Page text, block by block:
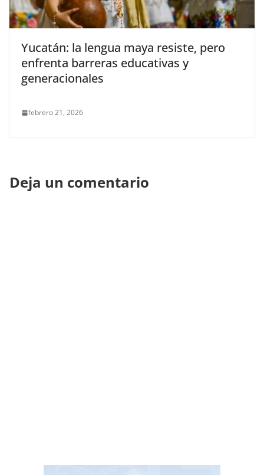
Yucatán: la lengua maya resiste, pero
enfrenta barreras educativas y
generacionales
febrero 21, 2026
Deja un comentario